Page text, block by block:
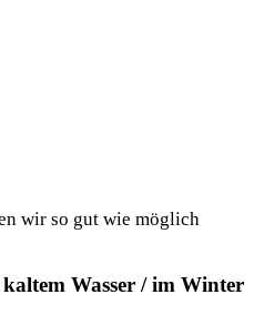
wir so gut wie mög­lich
Wasser / im Winter